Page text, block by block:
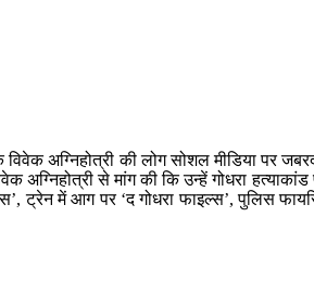
अग्निहोत्री की लोग सोशल मीडिया पर
से मांग की कि उन्हें गोधरा हत्याकांड
ट्रेन में आग पर ‘द गोधरा फाइल्स’, पुलिस